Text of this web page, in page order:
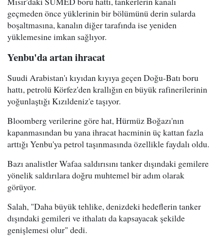
geçmeden önce yüklerinin bir bölümünü derin sularda
boşaltmasına, kanalın diğer tarafında ise yeniden
yüklemesine imkan sağlıyor.
Yenbu'da artan ihracat
Suudi Arabistan'ı kıyıdan kıyıya geçen Doğu-Batı boru
hattı, petrolü Körfez'den krallığın en büyük rafinerilerinin
yoğunlaştığı Kızıldeniz'e taşıyor.
Bloomberg verilerine göre hat, Hürmüz Boğazı'nın
kapanmasından bu yana ihracat hacminin üç kattan fazla
arttığı Yenbu'ya petrol taşınmasında özellikle faydalı oldu.
Bazı analistler Wafaa saldırısını tanker dışındaki gemilere
yönelik saldırılara doğru muhtemel bir adım olarak
görüyor.
Salah, "Daha büyük tehlike, denizdeki hedeflerin tanker
dışındaki gemileri ve ithalatı da kapsayacak şekilde
genişlemesi olur" dedi.